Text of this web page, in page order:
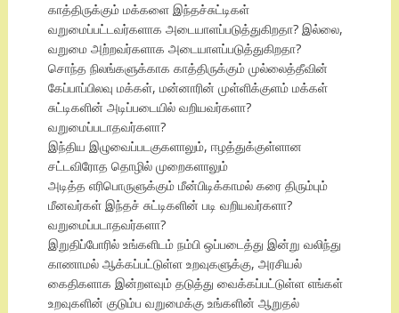
காத்திருக்கும் மக்களை இந்தச்சுட்டிகள்
வறுமைப்பட்டவர்களாக அடையாளப்படுத்துகிறதா? இல்லை,
வறுமை அற்றவர்களாக அடையாளப்படுத்துகிறதா?
சொந்த நிலங்களுக்காக காத்திருக்கும் முல்லைத்தீவின்
கேப்பாப்பிலவு மக்கள், மன்னாரின் முள்ளிக்குளம் மக்கள்
சுட்டிகளின் அடிப்படையில் வறியவர்களா?
வறுமைப்படாதவர்களா?
இந்திய இழுவைப்படகுகளாலும், ஈழத்துக்குள்ளான
சட்டவிரோத தொழில் முறைகளாலும்
அடித்த எரிபொருளுக்கும் மீன்பிடிக்காமல் கரை திரும்பும்
மீனவர்கள் இந்தச் சுட்டிகளின் படி வறியவர்களா?
வறுமைப்படாதவர்களா?
இறுதிப்போரில் உங்களிடம் நம்பி ஒப்படைத்து இன்று வலிந்து
காணாமல் ஆக்கப்பட்டுள்ள உறவுகளுக்கு, அரசியல்
கைதிகளாக இன்றளவும் தடுத்து வைக்கப்பட்டுள்ள எங்கள்
உறவுகளின் குடும்ப வறுமைக்கு உங்களின் ஆறுதல்